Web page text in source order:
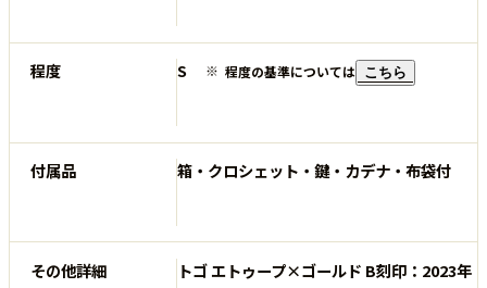
程度 S 程度の基準については こちら
付属品 箱・クロシェット・鍵・カデナ・布袋付
その他詳細 トゴ エトゥープ×ゴールド B刻印：2023年